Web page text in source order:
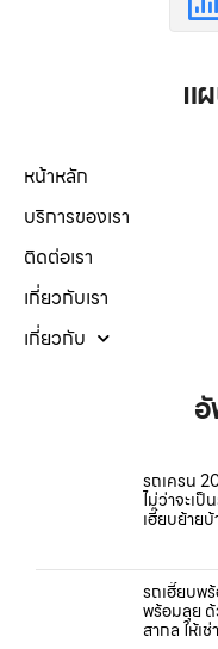
แ
หน้าหลัก
บริการของเรา
ติดต่อเรา
เกี่ยวกับเรา
เกี่ยวกับ
รถเครน
ไม่ว่าจะเ
เฮี๊ยบย้าย
รถเฮี๊ยบพ
พร้อมลุย
สากล ให้เ